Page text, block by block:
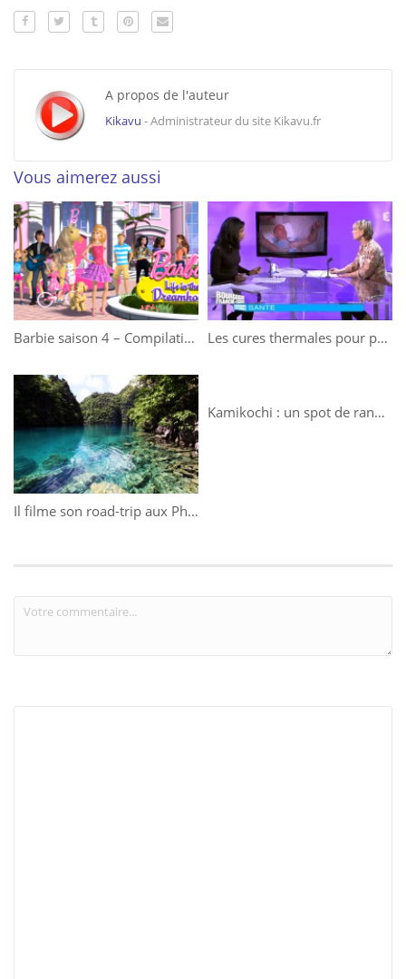
A propos de l'auteur
Kikavu - Administrateur du site Kikavu.fr
Vous aimerez aussi
Barbie saison 4 – Compilation Les cures thermales pour préserver notre capital santé
Il filme son road-trip aux Philippines avec un drone
Kamikochi : un spot de randonnée inoubliable au cœur des Alpes japonaises